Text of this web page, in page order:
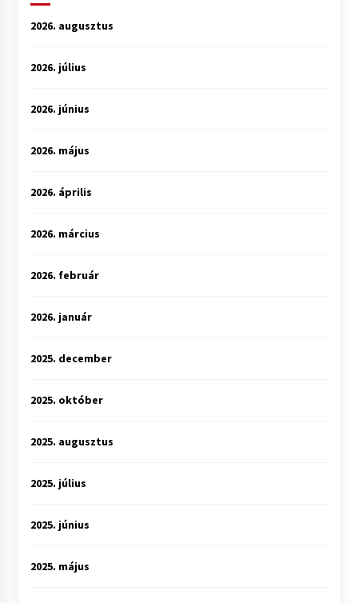
2026. augusztus
2026. július
2026. június
2026. május
2026. április
2026. március
2026. február
2026. január
2025. december
2025. október
2025. augusztus
2025. július
2025. június
2025. május